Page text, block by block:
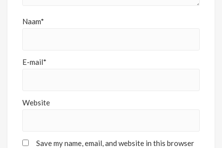
Naam*
E-mail*
Website
Save my name, email, and website in this browser